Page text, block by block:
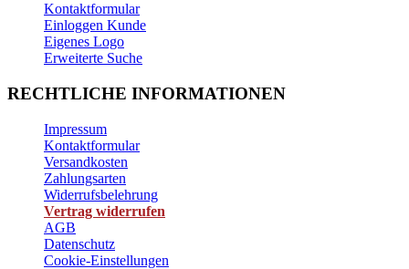
Kontaktformular
Einloggen Kunde
Eigenes Logo
Erweiterte Suche
RECHTLICHE INFORMATIONEN
Impressum
Kontaktformular
Versandkosten
Zahlungsarten
Widerrufsbelehrung
Vertrag widerrufen
AGB
Datenschutz
Cookie-Einstellungen